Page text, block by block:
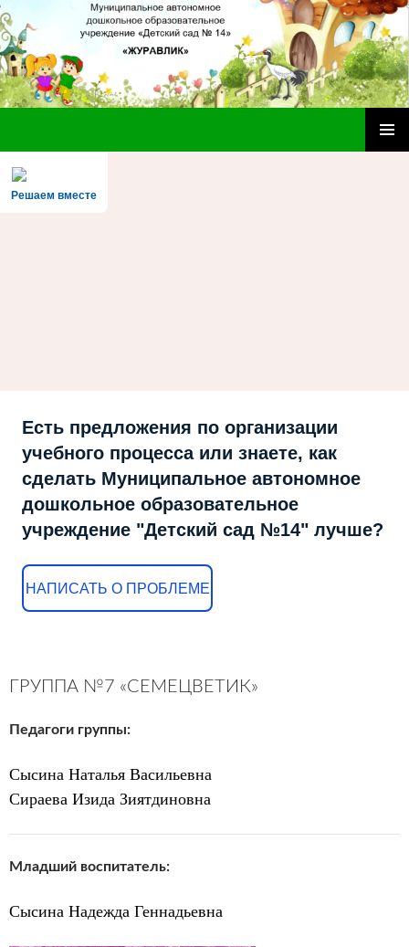
К
СОДЕРЖИМОМУ
Решаем вместе
Есть предложения по организации
учебного процесса или знаете, как
сделать Муниципальное автономное
дошкольное образовательное
учреждение "Детский сад №14" лучше?
НАПИСАТЬ О ПРОБЛЕМЕ
ГРУППА №7 «СЕМЕЦВЕТИК»
Педагоги группы:
Сысина Наталья Васильевна
Сираева Изида Зиятдиновна
Младший воспитатель:
Сысина Надежда Геннадьевна